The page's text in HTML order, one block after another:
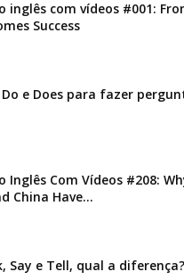
inglês com vídeos #001:
Success
e Does para fazer
Inglês Com Vídeos #208:
China Have...
Say e Tell, qual a diferença?